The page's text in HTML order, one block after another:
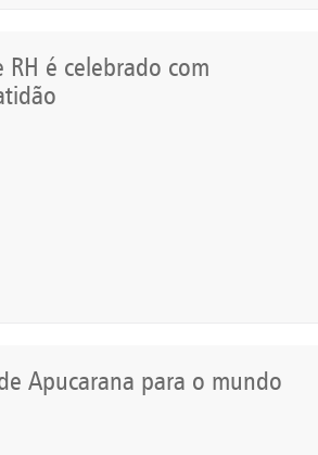
é celebrado com
Apucarana para o mundo